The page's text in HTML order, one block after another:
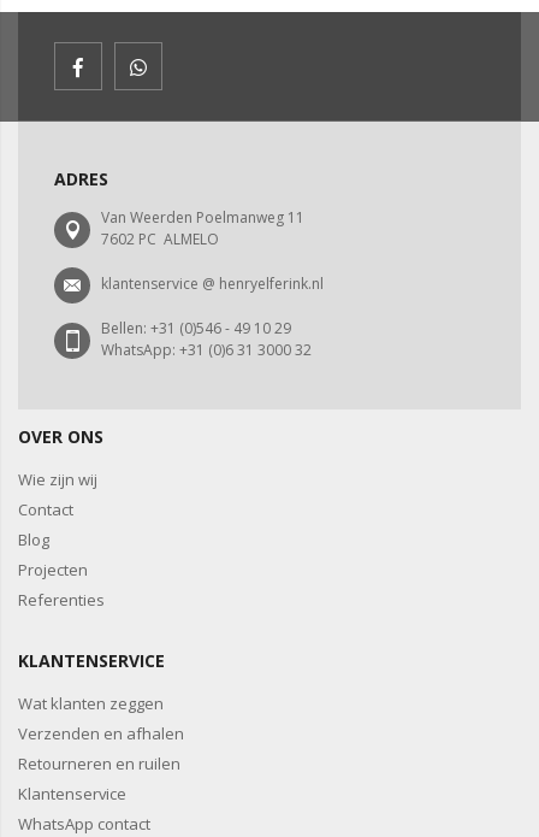
ADRES
Van Weerden Poelmanweg 11
7602 PC ALMELO
klantenservice @ henryelferink.nl
Bellen: +31 (0)546 - 49 10 29
WhatsApp: +31 (0)6 31 3000 32
OVER ONS
Wie zijn wij
Contact
Blog
Projecten
Referenties
KLANTENSERVICE
Wat klanten zeggen
Verzenden en afhalen
Retourneren en ruilen
Klantenservice
WhatsApp contact